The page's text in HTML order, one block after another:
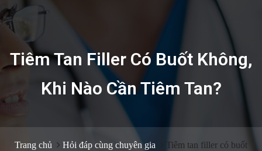
Tiêm Tan Filler Có Buốt Không,
Khi Nào Cần Tiêm Tan?
Trang chủ Hỏi đáp cùng chuyên gia
Tiêm tan filler có buốt